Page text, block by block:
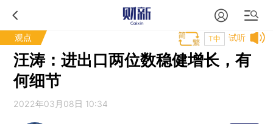
观点 试听
T中
汪涛：进出口两位数稳健增长，有
何细节
2022年03月08日 10:34